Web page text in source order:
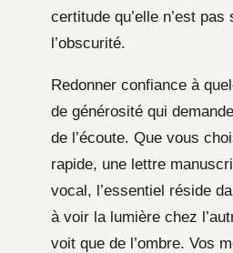
certitude qu’elle n’est pas
l’obscurité.
Redonner confiance à
de générosité qui
de l’écoute. Que vous
rapide, une lettre
vocal, l’essentiel réside
à voir la lumière chez
voit que de l’ombre. Vos